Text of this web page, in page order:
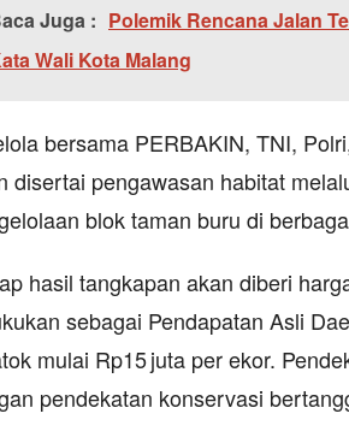
Juga : Polemik Rencana Jalan
Wali Kota Malang
bersama PERBAKIN, TNI,
disertai pengawasan habitat
blok taman buru di
hasil tangkapan akan diberi
sebagai Pendapatan Asli
mulai Rp15 juta per ekor.
pendekatan konservasi